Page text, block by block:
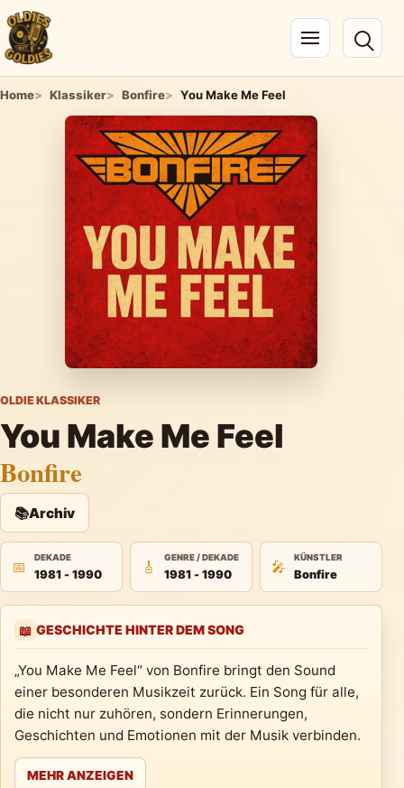
Navigation öffnen
Home Klassiker Bonfire You Make Me Feel
OLDIE KLASSIKER
You Make Me Feel
Bonfire
📚Archiv
📅
DEKADE
1981 - 1990 🎸
GENRE / DEKADE
1981 - 1990 🎤
KÜNSTLER
Bonfire
📖 GESCHICHTE HINTER DEM SONG
„You Make Me Feel“ von Bonfire bringt den Sound
einer besonderen Musikzeit zurück. Ein Song für alle,
die nicht nur zuhören, sondern Erinnerungen,
Geschichten und Emotionen mit der Musik verbinden.
MEHR ANZEIGEN